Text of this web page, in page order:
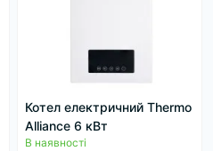
Котел електричний Thermo
Alliance 6 кВт
В наявності